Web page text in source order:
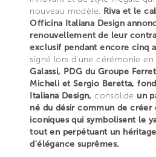
nouveau modèle. Riva et le
Officina Italiana Design
renouvellement de leur
exclusif pendant encore cinq
signé lors d'une cérémonie en
Galassi, PDG du Groupe
Micheli et Sergio Beretta,
Italiana Design, consolide un
né du désir commun de créer
iconiques qui symbolisent le
tout en perpétuant un
d'élégance suprêmes.